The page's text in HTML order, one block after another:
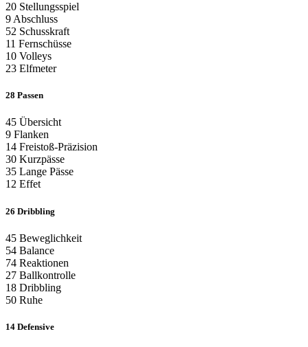
20 Stellungsspiel
9 Abschluss
52 Schusskraft
11 Fernschüsse
10 Volleys
23 Elfmeter
28 Passen
45 Übersicht
9 Flanken
14 Freistoß-Präzision
30 Kurzpässe
35 Lange Pässe
12 Effet
26 Dribbling
45 Beweglichkeit
54 Balance
74 Reaktionen
27 Ballkontrolle
18 Dribbling
50 Ruhe
14 Defensive